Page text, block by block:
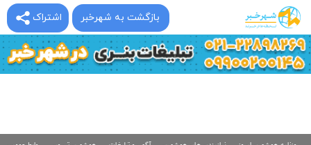
اشتراک بازگشت به شهرخبر